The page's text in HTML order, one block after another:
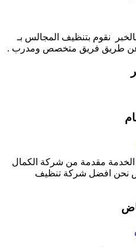
نقوم بتنظيف المجالس بـ
عن طريق فريق متخصص ومدرب .
مقدمة من شركة الكمال
نحن افضل شركة تنظيف